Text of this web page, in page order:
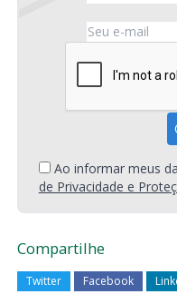
Ao informar meus
de Privacidade e
Compartilhe
Twitter Facebook